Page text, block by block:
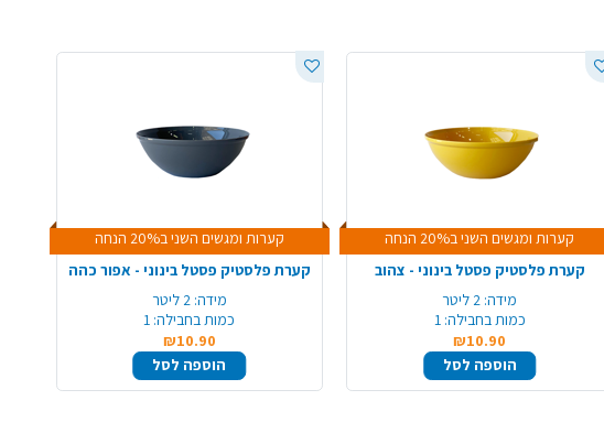
קערות ומגשים השני ב20% הנחה
קערת פלסטיק פסטל בינוני - צהוב
מידה: 2 ליטר
כמות בחבילה: 1
₪10.90
הוספה לסל
קערות ומגשים השני ב20% הנחה
קערת פלסטיק פסטל בינוני - אפור כהה
מידה: 2 ליטר
כמות בחבילה: 1
₪10.90
הוספה לסל